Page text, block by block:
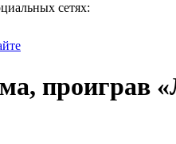
сетях:
проиграв